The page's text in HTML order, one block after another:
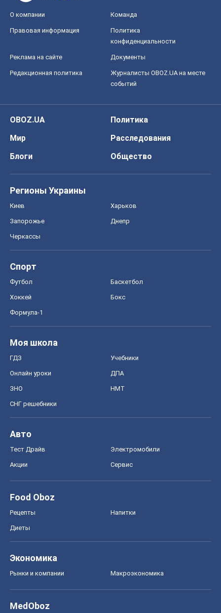
О компании Команда
Правовая информация
Политика
конфиденциальности
Реклама на сайте Документы
Редакционная политика
Журналисты OBOZ.UA на месте
событий
OBOZ.UA
Политика
Мир
Расследования
Блоги
Общество
Регионы Украины
Киев Харьков
Запорожье Днепр
Черкассы
Спорт
Футбол Баскетбол
Хоккей Бокс
Формула-1
Моя школа
ГДЗ Учебники
Онлайн уроки ДПА
ЗНО НМТ
СНГ решебники
Авто
Тест Драйв Электромобили
Акции Сервис
Food Oboz
Рецепты Напитки
Диеты
Экономика
Рынки и компании Mакроэкономика
MedOboz